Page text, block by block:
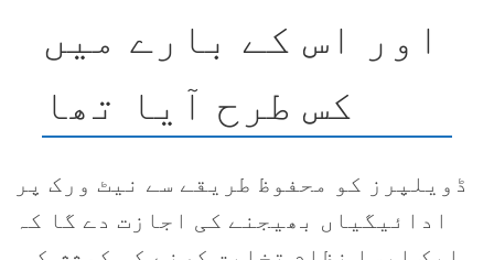
اور اس کے بارے میں
کس طرح آیا تھا
ڈویلپرز کو محفوظ طریقے سے نیٹ ورک پر
ادائیگیاں بھیجنے کی اجازت دے گا کہ